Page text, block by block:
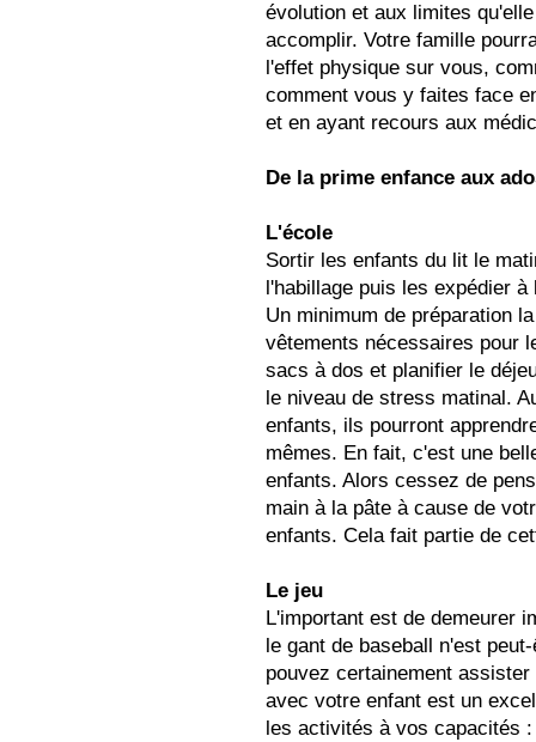
évolution et aux limites
accomplir. Votre famille
l'effet physique sur vous,
comment vous y faites face
et en ayant recours aux
De la prime enfance aux
L'école
Sortir les enfants du lit le
l'habillage puis les expédier
Un minimum de préparation
vêtements nécessaires pour
sacs à dos et planifier le
le niveau de stress matinal.
enfants, ils pourront
mêmes. En fait, c'est une
enfants. Alors cessez de
main à la pâte à cause de
enfants. Cela fait partie de
Le jeu
L'important est de demeurer
le gant de baseball n'est
pouvez certainement
avec votre enfant est un
les activités à vos capacités